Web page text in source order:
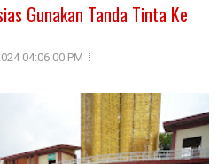
Gunakan Tanda Tinta Ke
04:06:00 PM